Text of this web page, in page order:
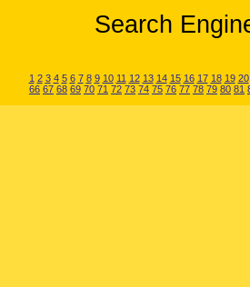
Search
1 2 3 4 5 6 7 8 9 10 11 12 13 14 15 16 17 18 19 20
66 67 68 69 70 71 72 73 74 75 76 77 78 79 80 81